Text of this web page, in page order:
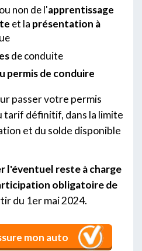
non de l'apprentissage
et la présentation à
de conduite
permis de conduire
passer votre permis
tarif définitif, dans la limite
et du solde disponible
l'éventuel reste à charge
obligatoire de
du 1er mai 2024.
mon auto